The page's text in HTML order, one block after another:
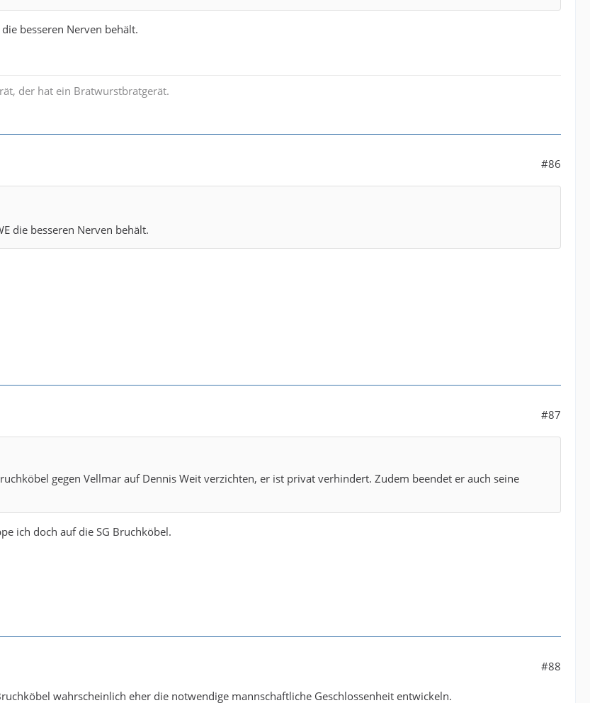
besseren Nerven behält.
der hat ein Bratwurstbratgerät.
#86
die besseren Nerven behält.
#87
gegen Vellmar auf Dennis Weit verzichten, er ist privat verhindert. Zudem beendet er auch seine
ich doch auf die SG Bruchköbel.
#88
wahrscheinlich eher die notwendige mannschaftliche Geschlossenheit entwickeln.